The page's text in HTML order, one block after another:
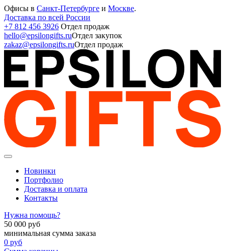
Офисы в Санкт-Петербурге и Москве.
Доставка по всей России
+7 812 456 3926 Отдел продаж
hello@epsilongifts.ruОтдел закупок
zakaz@epsilongifts.ruОтдел продаж
Новинки
Портфолио
Доставка и оплата
Контакты
Нужна помощь?
50 000 руб
минимальная сумма заказа
0 руб